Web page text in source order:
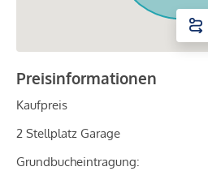
Preisinformationen
Kaufpreis
2 Stellplatz Garage
Grundbucheintragung: